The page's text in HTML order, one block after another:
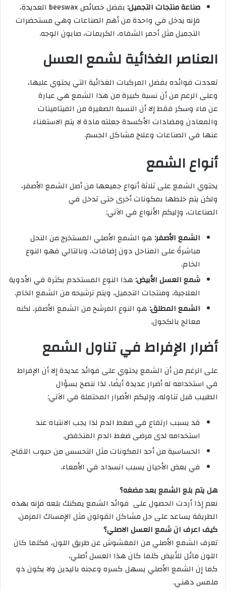
صناعة منتجات التجميل:
بفضل خصائص beeswax العديدة،
فإنه يدخل في واحدة من أهم الصناعات وهي مستحضرات
التجميل مثل أحمر الشفاه، الكريمات، صابون الوجه.
العناصر الغذائية لشمع العسل
تعددت فوائده بفضل المركبات الغذائية التي يحتوي عليها،
وعلى الرغم من أن نسبة كبيرة من هذا الشمع هي عبارة
عن ماء وسكر فقط إلا أن النسبة الصغيرة من الفيتامينات
والمعادن ومضادات الأكسدة جعلته مادة لا يتم الاستغناء
عنها في الصناعات وعلاج مشاكل الجسم.
أنواع الشمع
يحتوي الشمع على ثلاثة أنواع جميعها من أصل الشمع الأصفر،
ولكن يتم خلطها بمكونات أخرى حتى تدخل في
الصناعات، وإليكم الأنواع في الآتي:
الشمع الأصفر: هو الشمع الأصلي المستخرج من النحل
مباشرةً على المناحل دون إضافات، وبالتالي فهو النوع
الخام.
شمع العسل الأبيض: هذا النوع المستخدم بكثرة في الأدوية
العلاجية، ومنتجات التجميل، ويتم ترشيحه من الشمع الخام.
الشمع المطلق: هو النوع المرشح من الشمع الأصفر، لكنه
معالج بالكحول.
أضرار الإفراط في تناول الشمع
على الرغم من أن الشمع يحتوي على فوائد عديدة إلا أن الإفراط
في استخدامه له أضرار عديدة أيضًا، لذا ننصح بسؤال
الطبيب قبل تناوله، وإليكم الأضرار المحتملة في الآتي:
قد يسبب ارتفاع في ضغط الدم لذا يجب الانتباه عند
استخدامه لدى مرضى ضغط الدم المنخفض.
الحساسية من أحد المكونات مثل التحسس من حبوب اللقاح.
في بعض الأحيان يسبب انسداد في الأمعاء.
هل يتم بلع الشمع بعد مضغه؟
نعم إذا أردت الحصول على فوائد الشمع يمكنك بلعه فإنه بهذه
الطريقة يساعد على حل مشاكل القولون مثل الإمساك المزمن.
كيف اعرف ان شمع العسل الاصلي؟
تعرف الشمع الأصلي من المغشوش عن طريق اللون، فكلما كان
اللون مائل للأبيض كلما كان هذا العسل أصلي،
كما إن الشمع الأصلي يسهل كسره وعجنه باليدين ولا يكون ذو
ملمس دهني.